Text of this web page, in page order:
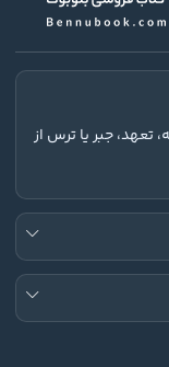
جبر یا ترس از